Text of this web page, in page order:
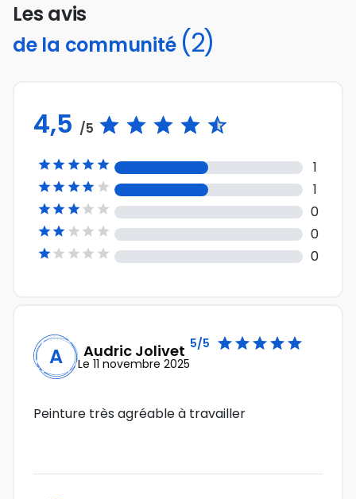
Les avis
de la communité (2)
A Audric Jolivet
Le 11 novembre 2025
5/5 
Peinture très agréable à travailler
4,5 /5
     1
     1
     0
     0
     0